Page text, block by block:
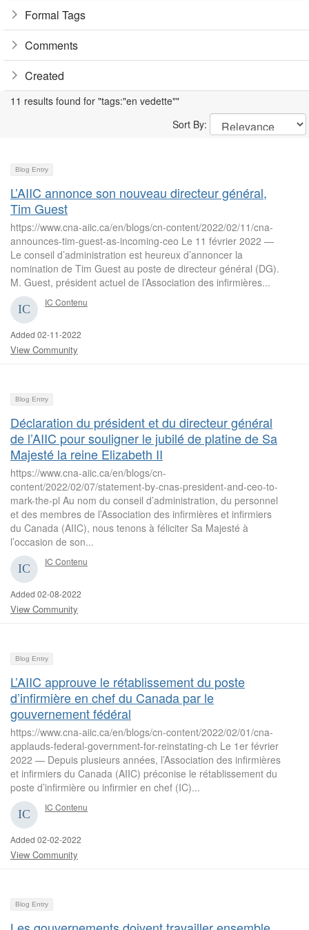
Formal Tags
Comments
Created
11 results found for "tags:"en vedette""
Sort By:
Blog Entry
L’AIIC annonce son nouveau directeur général,
Tim Guest
https://www.cna-aiic.ca/en/blogs/cn-content/2022/02/11/cna-
announces-tim-guest-as-incoming-ceo Le 11 février 2022 —
Le conseil d’administration est heureux d’annoncer la
nomination de Tim Guest au poste de directeur général (DG).
M. Guest, président actuel de l’Association des infirmières...
IC Contenu
Added 02-11-2022
View Community
Blog Entry
Déclaration du président et du directeur général
de l’AIIC pour souligner le jubilé de platine de Sa
Majesté la reine Elizabeth II
https://www.cna-aiic.ca/en/blogs/cn-
content/2022/02/07/statement-by-cnas-president-and-ceo-to-
mark-the-pl Au nom du conseil d’administration, du personnel
et des membres de l’Association des infirmières et infirmiers
du Canada (AIIC), nous tenons à féliciter Sa Majesté à
l’occasion de son...
IC Contenu
Added 02-08-2022
View Community
Blog Entry
L’AIIC approuve le rétablissement du poste
d’infirmière en chef du Canada par le
gouvernement fédéral
https://www.cna-aiic.ca/en/blogs/cn-content/2022/02/01/cna-
applauds-federal-government-for-reinstating-ch Le 1er février
2022 — Depuis plusieurs années, l’Association des infirmières
et infirmiers du Canada (AIIC) préconise le rétablissement du
poste d’infirmière ou infirmier en chef (IC)...
IC Contenu
Added 02-02-2022
View Community
Blog Entry